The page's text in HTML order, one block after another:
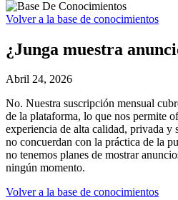
Volver a la base de conocimientos
¿Junga muestra
Abril 24, 2026
No. Nuestra suscripción mensual
de la plataforma, lo que nos permite
experiencia de alta calidad, privada y
no concuerdan con la práctica de la
no tenemos planes de mostrar
ningún momento.
Volver a la base de conocimientos